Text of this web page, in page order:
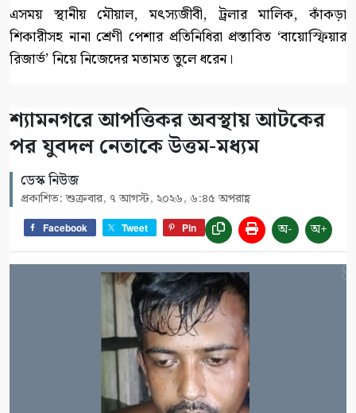
এসময় স্থানীয় মৌয়াল, মৎস্যজীবী, ট্রলার মালিক, কাঁকড়া
শিকারীসহ নানা শ্রেণী পেশার প্রতিনিধিরা প্রস্তাবিত ‘বায়োস্ফিয়ার
রিজার্ভ’ নিয়ে নিজেদের মতামত তুলে ধরেন।
শ্যামনগরে আপত্তিকর অবস্থায় আটকের
পর যুবদল নেতাকে উত্তম-মধ্যম
ডেস্ক নিউজ
প্রকাশিত: শুক্রবার, ৭ আগস্ট, ২০২৬, ৬:৪৫ অপরাহ্ণ
Facebook Tweet Pin অ- অ+